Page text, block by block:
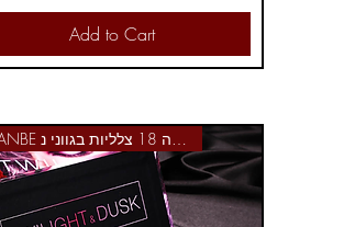
Add to Cart